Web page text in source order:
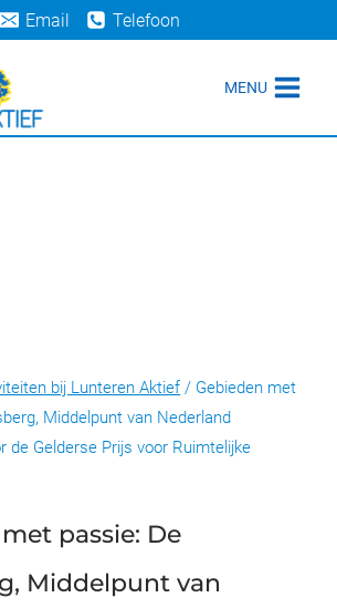
Email Telefoon
MENU
bij Lunteren Aktief / Gebieden met
Middelpunt van Nederland
de Gelderse Prijs voor Ruimtelijke
passie: De
Middelpunt van